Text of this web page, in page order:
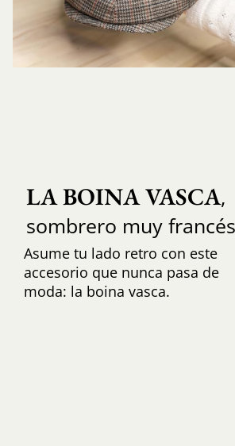
LA BOINA VASCA,
sombrero muy
Asume tu lado retro con este
accesorio que nunca pasa de
moda: la boina vasca.